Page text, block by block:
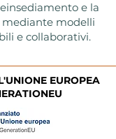
e la
modelli
e collaborativi.
EUROPEA